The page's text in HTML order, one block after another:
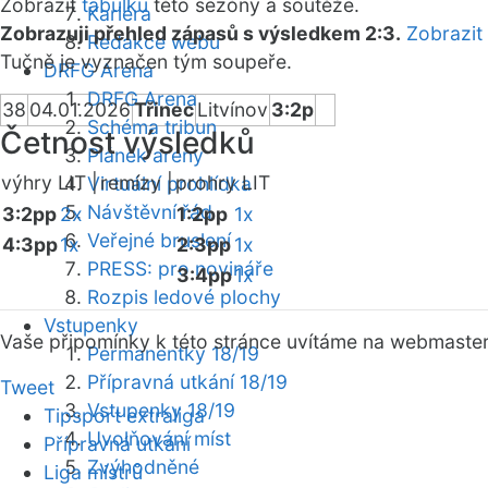
Kariéra
Redakce webu
DRFG Arena
DRFG Arena
Schéma tribun
Plánek areny
Virtuální prohlídka
Návštěvní řád
Veřejné bruslení
PRESS: pro novináře
Rozpis ledové plochy
Vstupenky
Permanentky 18/19
Přípravná utkání 18/19
Vstupenky 18/19
Uvolňování míst
Zvýhodněné
Zobrazit tabulku této sezóny a soutěže.
Zobrazuji přehled zápasů s výsledkem 2:3. Zobrazit
Tučně je vyznačen tým soupeře.
38 04.01.2026TřinecLitvínov 3:2p
Četnost výsledků
výhry LIT |remízy |prohry LIT
3:2pp2x
4:3pp1x
1:2pp 1x
2:3pp1x
3:4pp1x
Vaše připomínky k této stránce uvítáme na webmaster
Tweet
Tipsport extraliga
Přípravná utkání
Liga mistrů